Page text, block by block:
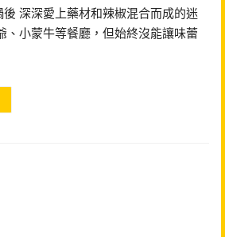
深深愛上藥材和辣椒混合而成的迷
、小蒙牛等餐廳，但始終沒能讓味蕾